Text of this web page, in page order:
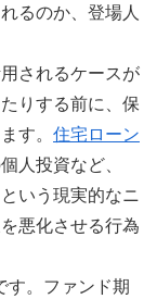
るのか、登場人
されるケースが
りする前に、保
す。 住宅ローン
人投資など、
いう現実的なニ
悪化させる行為
す。ファンド期